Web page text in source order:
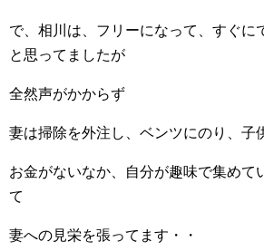
で、相川は、フリーになって、すぐに
と思ってましたが
全然声がかからず
妻は掃除を外注し、ベンツにのり、子
お金がないなか、自分が趣味で集めて
て
妻への見栄を張ってます・・